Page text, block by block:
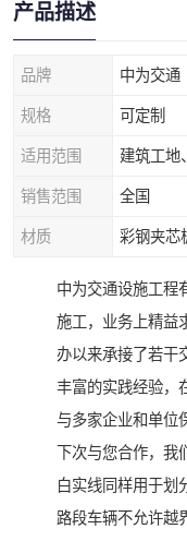
产品描述
品牌 中为交通
规格 可定制
适用范围 建筑工地
销售范围 全国
材质 彩钢夹芯
中为交通设施工程
施工，业务上精益
办以来承接了若干
丰富的实践经验，
与多家企业和单位
下次与您合作，我
白实线同样用于划
路段车辆不允许越